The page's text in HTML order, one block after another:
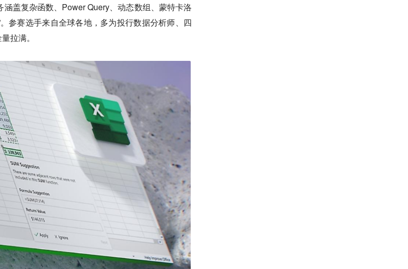
盖复杂函数、Power Query、动态数组、蒙特卡洛
参赛选手来自全球各地，多为投行数据分析师、四
拉满。